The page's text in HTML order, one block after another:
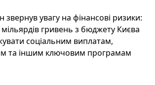
звернув увагу на фінансові ризики:
гривень з бюджету Києва
соціальним виплатам,
та іншим ключовим програмам